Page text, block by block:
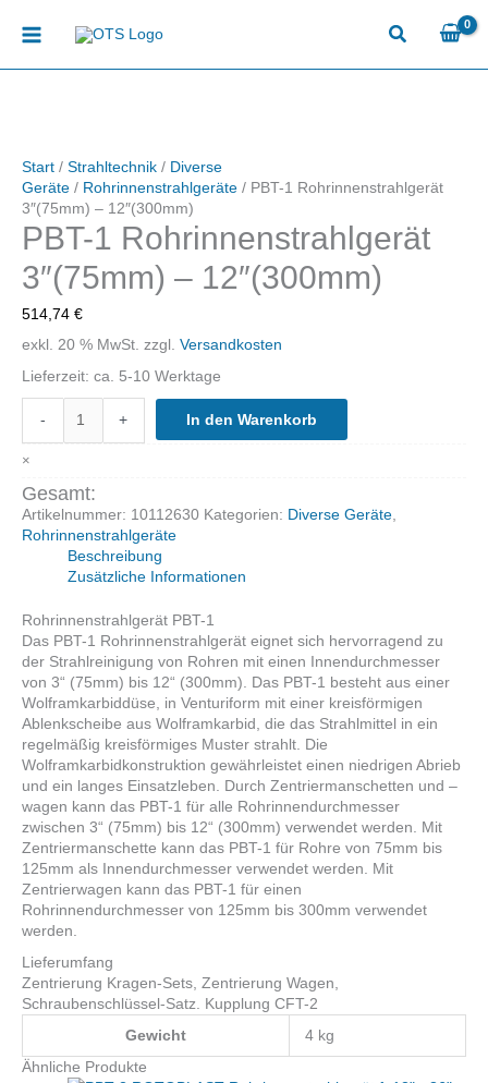
Inhalt
Start / Strahltechnik / Diverse
Geräte / Rohrinnenstrahlgeräte / PBT-1 Rohrinnenstrahlgerät
3″(75mm) – 12″(300mm)
PBT-1 Rohrinnenstrahlgerät
3″(75mm) – 12″(300mm)
514,74 €
exkl. 20 % MwSt. zzgl. Versandkosten
Lieferzeit: ca. 5-10 Werktage
-
Rohrinnenstrahlgerät
3"
(75mm)
-
12"
(300mm)
+ In den Warenkorb
×
Gesamt:
Artikelnummer: 10112630 Kategorien: Diverse Geräte
Rohrinnenstrahlgeräte
Beschreibung
Zusätzliche Informationen
Rohrinnenstrahlgerät PBT-1
Das PBT-1 Rohrinnenstrahlgerät eignet sich hervorragend zu
der Strahlreinigung von Rohren mit einen Innendurchmesser
von 3“ (75mm) bis 12“ (300mm). Das PBT-1 besteht aus einer
Wolframkarbiddüse, in Venturiform mit einer kreisförmigen
Ablenkscheibe aus Wolframkarbid, die das Strahlmittel in ein
regelmäßig kreisförmiges Muster strahlt. Die
Wolframkarbidkonstruktion gewährleistet einen niedrigen Abrieb
und ein langes Einsatzleben. Durch Zentriermanschetten und –
wagen kann das PBT-1 für alle Rohrinnendurchmesser
zwischen 3“ (75mm) bis 12“ (300mm) verwendet werden. Mit
Zentriermanschette kann das PBT-1 für Rohre von 75mm bis
125mm als Innendurchmesser verwendet werden. Mit
Zentrierwagen kann das PBT-1 für einen
Rohrinnendurchmesser von 125mm bis 300mm verwendet
werden.
Lieferumfang
Zentrierung Kragen-Sets, Zentrierung Wagen,
Schraubenschlüssel-Satz. Kupplung CFT-2
Gewicht
4 kg
Ähnliche Produkte